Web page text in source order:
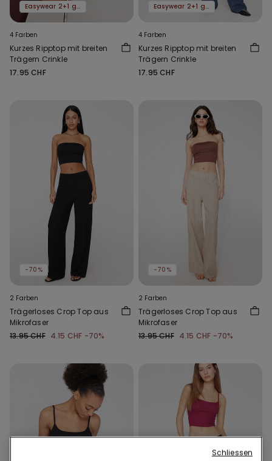
Easywear 2+1 gratis
4 Farben
Kurzes Ripptop mit breiten
Trägern Crinkle
17.95 CHF
Easywear 2+1 gratis
4 Farben
Kurzes Ripptop mit breiten
Trägern Crinkle
17.95 CHF
-70%
2 Farben
Trägerloses Crop Top aus
Mikrofaser
13.95 CHF 4.15 CHF -70%
-70%
2 Farben
Trägerloses Crop Top aus
Mikrofaser
13.95 CHF 4.15 CHF -70%
Schliessen